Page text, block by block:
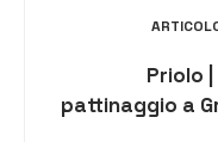
Priolo
pattinaggio a